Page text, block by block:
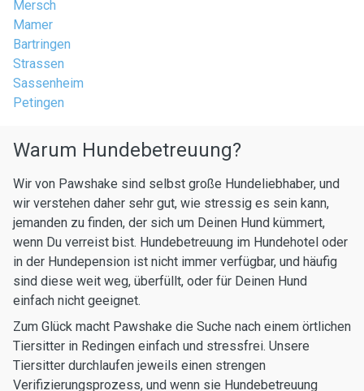
Mersch
Mamer
Bartringen
Strassen
Sassenheim
Petingen
Warum Hundebetreuung?
Wir von Pawshake sind selbst große Hundeliebhaber, und
wir verstehen daher sehr gut, wie stressig es sein kann,
jemanden zu finden, der sich um Deinen Hund kümmert,
wenn Du verreist bist. Hundebetreuung im Hundehotel oder
in der Hundepension ist nicht immer verfügbar, und häufig
sind diese weit weg, überfüllt, oder für Deinen Hund
einfach nicht geeignet.
Zum Glück macht Pawshake die Suche nach einem örtlichen
Tiersitter in Redingen einfach und stressfrei. Unsere
Tiersitter durchlaufen jeweils einen strengen
Verifizierungsprozess, und wenn sie Hundebetreuung